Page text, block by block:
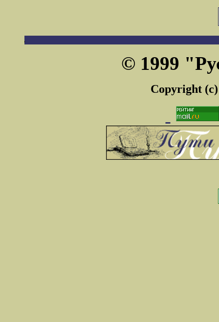
© 1999
Copyright